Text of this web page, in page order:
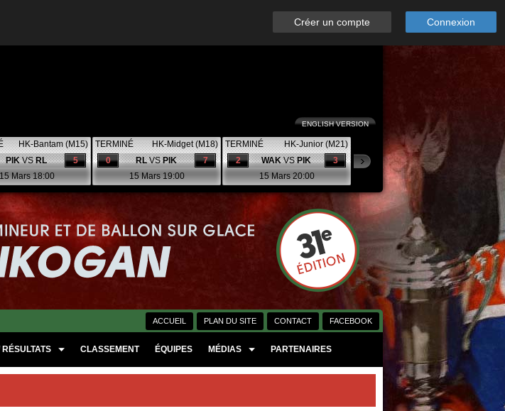
Connexion
Créer un compte
ENGLISH VERSION
HK-Bantam (M15)
5
PIKVSRL
15 Mars 18:00
TERMINÉ
HK-Midget (M18)
7
0 RLVSPIK
15 Mars 19:00
TERMINÉ
HK-Junior (M21)
3
2 WAKVSPIK
15 Mars 20:00
FACEBOOK
CONTACT
PLAN DU SITE
ACCUEIL
CLASSEMENT ÉQUIPES MÉDIAS PARTENAIRES